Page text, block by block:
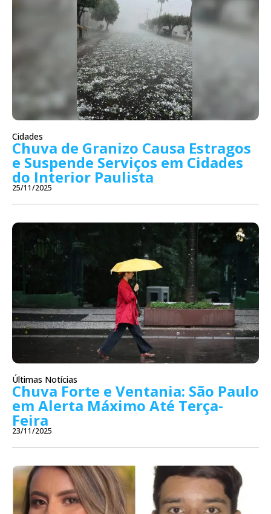
Cidades
Chuva de Granizo Causa Estragos
e Suspende Serviços em Cidades
do Interior Paulista
25/11/2025
Últimas Notícias
Chuva Forte e Ventania: São Paulo
em Alerta Máximo Até Terça-
Feira
23/11/2025